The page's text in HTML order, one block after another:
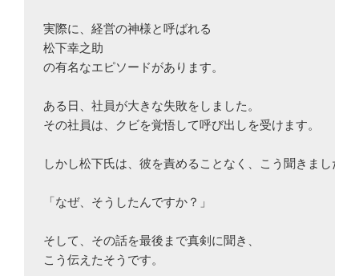
実際に、経営の神様と呼ばれる
松下幸之助
の有名なエピソードがあります。
ある日、社員が大きな失敗をしました。
その社員は、クビを覚悟して呼び出しを受けます。
しかし松下氏は、彼を責めることなく、こう聞きました。
「なぜ、そうしたんですか？」
そして、その話を最後まで真剣に聞き、
こう伝えたそうです。